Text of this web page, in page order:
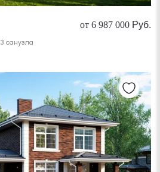
от 6 987 000 Руб.
3 санузла